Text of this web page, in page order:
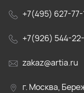
+7(495) 627-77-
+7(926) 544-
zakaz@artia.ru
г. Москва,